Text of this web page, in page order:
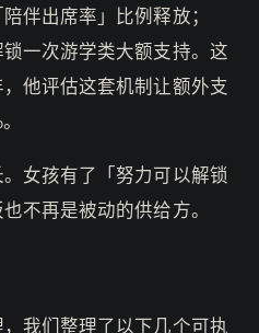
伴出席率」比例释放；
锁一次游学类大额支持。这
他评估这套机制让额外支
女孩有了「努力可以解锁
不再是被动的供给方。
我们整理了以下几个可执